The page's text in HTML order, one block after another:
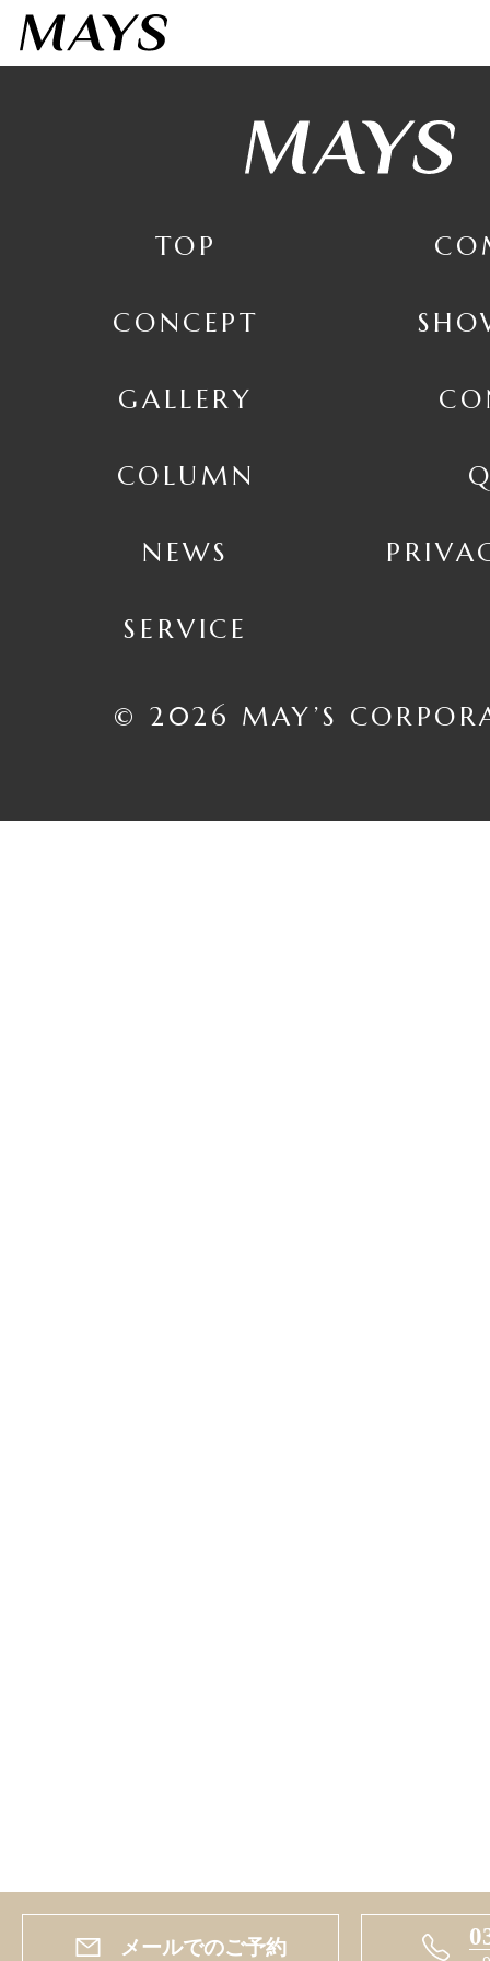
7日間お試しする
３点までフィッティング
メールでのご予約
TOP
CONCEPT
GALLERY
COLUMN
NEWS
SERVICE
© 2026 MAY’S